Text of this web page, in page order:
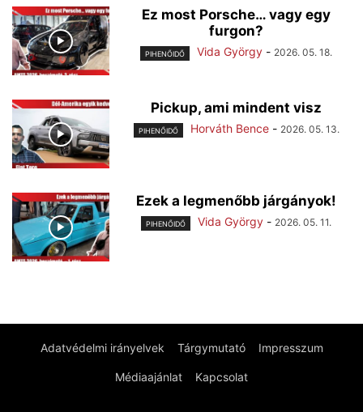
Ez most Porsche… vagy egy
furgon?
PIHENŐIDŐ Vida György - 2026. 05. 18.
Pickup, ami mindent visz
PIHENŐIDŐ Horváth Bence - 2026. 05. 13.
Ezek a legmenőbb járgányok!
PIHENŐIDŐ Vida György - 2026. 05. 11.
Adatvédelmi irányelvek Tárgymutató Impresszum
Médiaajánlat Kapcsolat